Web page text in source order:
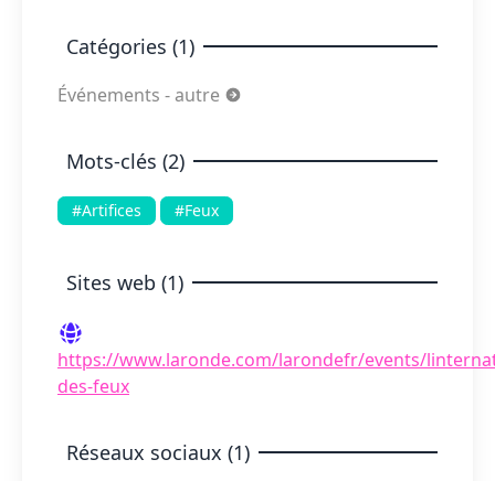
Catégories (1)
Événements - autre
Mots-clés (2)
#Artifices #Feux
Sites web (1)
https://www.laronde.com/larondefr/events/
des-feux
Réseaux sociaux (1)